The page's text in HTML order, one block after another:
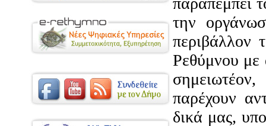
την
Ρεθύμνου με
παρέχουν
δικά μας,